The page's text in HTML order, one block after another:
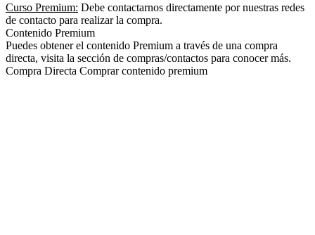
Curso Premium: Debe contactarnos directamente por nuestras redes
de contacto para realizar la compra.
Contenido Premium
Puedes obtener el contenido Premium a través de una compra
directa, visita la sección de compras/contactos para conocer más.
Compra Directa Comprar contenido premium